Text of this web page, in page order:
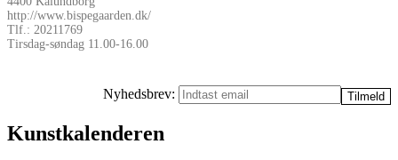
http://www.bispegaarden.dk/
Tlf.: 20211769
Tirsdag-søndag 11.00-16.00
Nyhedsbrev:
Kunstkalenderen